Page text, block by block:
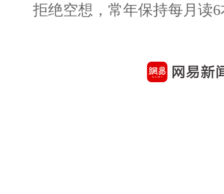
拒绝空想，常年保持每月读